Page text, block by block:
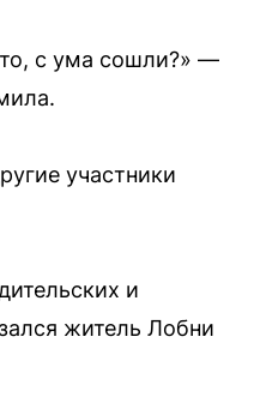
с ума сошли?» —
участники
и
житель Лобни